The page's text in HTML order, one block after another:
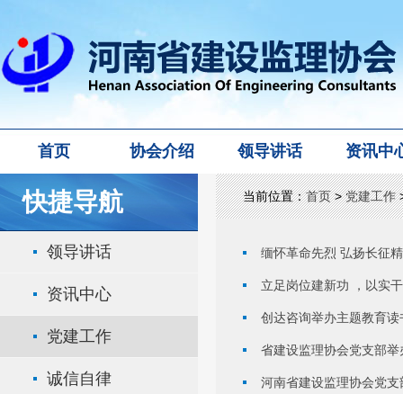
首页 协会介绍 领导讲话 资讯中
快捷导航
领导讲话
资讯中心
党建工作
诚信自律
当前位置：首页>党建工作
缅怀革命先烈 弘扬长征
立足岗位建新功 ，以实
创达咨询举办主题教育
省建设监理协会党支部举
河南省建设监理协会党